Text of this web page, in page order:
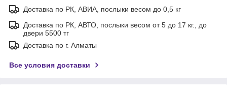
Доставка по РК, АВИА, послыки весом до 0,5 кг
Доставка по РК, АВТО, послыки весом от 5 до 17 кг., до
двери 5500 тг
Доставка по г. Алматы
Все условия доставки